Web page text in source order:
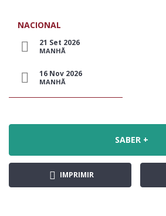
NACIONAL
21 Set 2026
MANHÃ
16 Nov 2026
MANHÃ
SABER +
IMPRIMIR